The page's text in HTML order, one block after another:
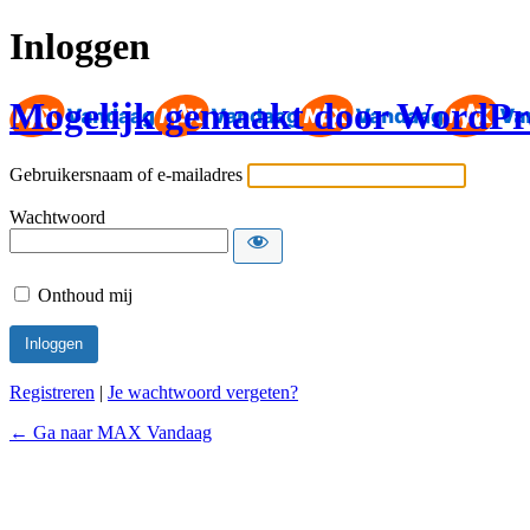
Inloggen
Mogelijk gemaakt door
Gebruikersnaam of e-mailadres
Wachtwoord
Onthoud mij
Registreren | Je wachtwoord vergeten?
← Ga naar MAX Vandaag